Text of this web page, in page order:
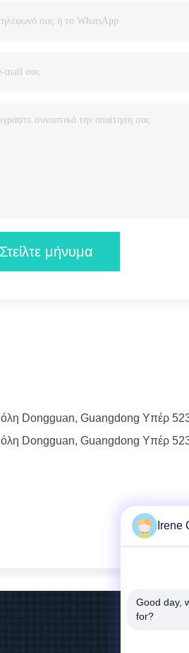
Στείλτε μήνυμα
Dongguan, Guangdong Υπέρ
Dongguan, Guangdong Υπέρ
Irene
Good day,
for?